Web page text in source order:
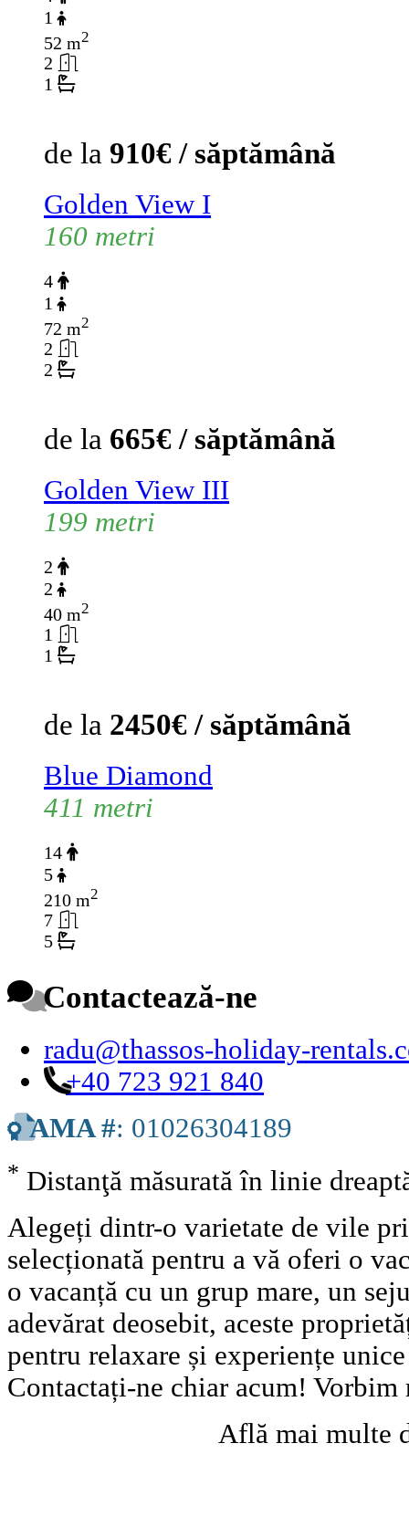
1
52 m2
2
1
de la 910€ / săptămână
Golden View I
160 metri
4
1
72 m2
2
2
de la 665€ / săptămână
Golden View III
199 metri
2
2
40 m2
1
1
de la 2450€ / săptămână
Blue Diamond
411 metri
14
5
210 m2
7
5
Contactează-ne
radu@thassos-holiday-
+40 723 921 840
AMA #: 01026304189
* Distanţă măsurată în linie
Alegeți dintr-o varietate de vile
selecționată pentru a vă oferi o
o vacanță cu un grup mare, un
adevărat deosebit, aceste
pentru relaxare și experiențe
Contactați-ne chiar acum! Vorbim
Află mai multe